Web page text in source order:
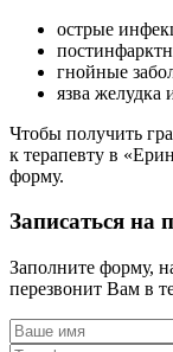
острые
гнойные
язва желудка
Чтобы получить
к терапевту в
форму.
Записаться на
Заполните форму,
перезвонит Вам в